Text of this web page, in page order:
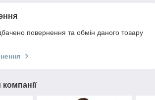
повернення та обмін даного товару
компанії